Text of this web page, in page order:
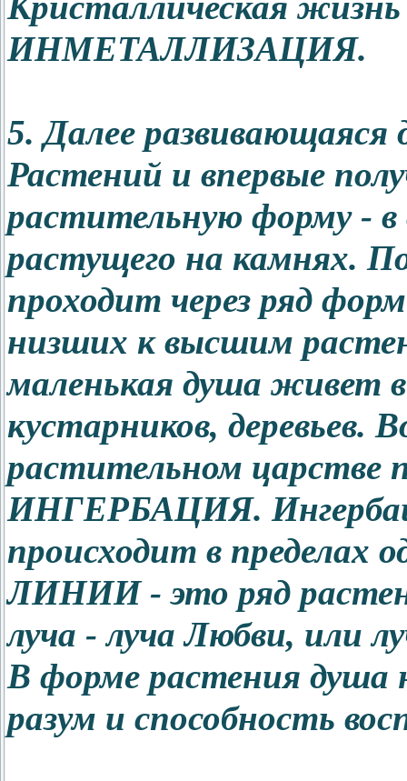
ИНМЕТАЛЛИЗАЦИЯ.
5. Далее
Растений и впервые
растительную форму -
растущего на камнях.
проходит через ряд
низших к высшим
маленькая душа живет
кустарников, деревьев.
растительном царстве
ИНГЕРБАЦИЯ.
происходит в
ЛИНИИ - это ряд
луча - луча Любви, или
В форме растения
разум и способность